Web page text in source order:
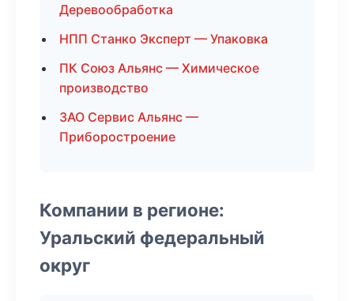
Деревообработка
НПП Станко Эксперт — Упаковка
ПК Союз Альянс — Химическое
производство
ЗАО Сервис Альянс —
Приборостроение
Компании в регионе:
Уральский федеральный
округ